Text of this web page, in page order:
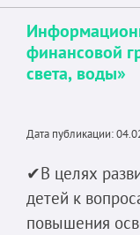
финансовой
света, воды»
Дата публикации:
✔В целях
детей к
повышения